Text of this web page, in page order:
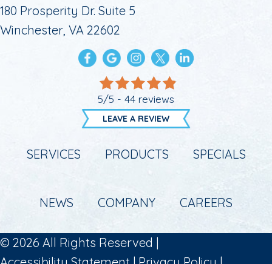
180 Prosperity Dr. Suite 5
Winchester, VA 22602
5/5 - 44 reviews
LEAVE A REVIEW
SERVICES PRODUCTS SPECIALS
NEWS COMPANY CAREERS
© 2026 All Rights Reserved |